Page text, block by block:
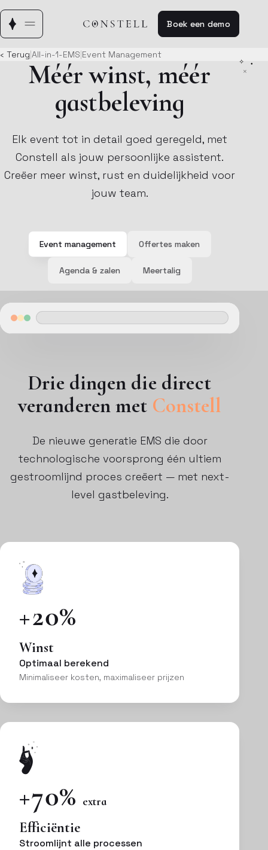
Boek een demo
‹ Terug|All-in-1-EMS|Event Management
Méér winst, méér
gastbeleving
Elk event tot in detail goed geregeld, met
Constell als jouw persoonlijke assistent.
Creëer meer winst, rust en duidelijkheid voor
jouw team.
Event management Offertes maken
Agenda & zalen Meertalig
Drie dingen die direct
veranderen met Constell
De nieuwe generatie EMS die door
technologische voorsprong één ultiem
gestroomlijnd proces creëert — met next-
level gastbeleving.
+20%
Winst
Optimaal berekend
Minimaliseer kosten, maximaliseer prijzen
+70% extra
Efficiëntie
Stroomlijnt alle processen